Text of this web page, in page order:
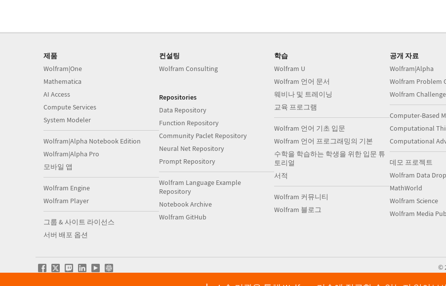
제품
Wolfram|One
Mathematica
AI Access
Compute Services
System Modeler
Wolfram|Alpha Notebook Edition
Wolfram|Alpha Pro
모바일 앱
Wolfram Engine
Wolfram Player
그룹 & 사이트 라이선스
서버 배포 옵션
컨설팅
Wolfram Consulting
Repositories
Data Repository
Function Repository
Community Paclet Repository
Neural Net Repository
Prompt Repository
Wolfram Language Example
Repository
Notebook Archive
Wolfram GitHub
학습
Wolfram U
Wolfram 언어 문서
웨비나 및 트레이닝
교육 프로그램
Wolfram 언어 기초 입문
Wolfram 언어 프로그래밍의 기본
수학을 학습하는 학생을 위한 입문 튜
토리얼
서적
Wolfram 커뮤니티
Wolfram 블로그
공개 자료
Wolfram|Alpha
Wolfram Problem
Wolfram
Computer-Based
Computational
Computational
데모 프로젝트
Wolfram Data Drop
MathWorld
Wolfram Science
Wolfram Media
©